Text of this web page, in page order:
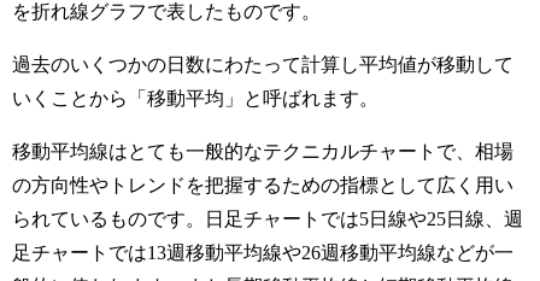
を折れ線グラフで表したものです。
過去のいくつかの日数にわたって計算し平均値が移動して
いくことから「移動平均」と呼ばれます。
移動平均線はとても一般的なテクニカルチャートで、相場
の方向性やトレンドを把握するための指標として広く用い
られているものです。日足チャートでは5日線や25日線、週
足チャートでは13週移動平均線や26週移動平均線などが一